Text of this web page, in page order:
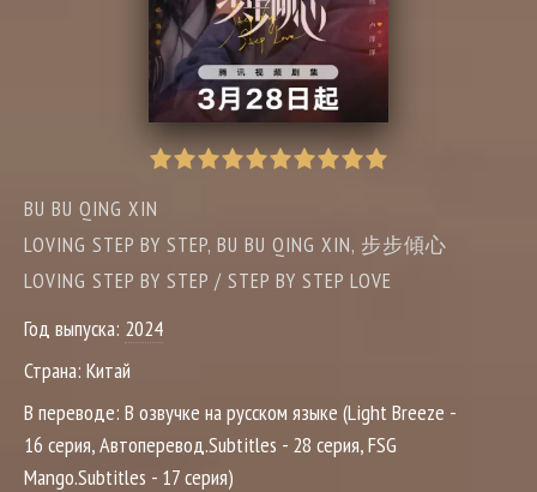
BU BU QING XIN
LOVING STEP BY STEP, BU BU QING XIN, 步步傾心
LOVING STEP BY STEP / STEP BY STEP LOVE
Год выпуска: 2024
Страна: Китай
В переводе: В озвучке на русском языке (Light Breeze -
16 серия, Автоперевод.Subtitles - 28 серия, FSG
Mango.Subtitles - 17 серия)